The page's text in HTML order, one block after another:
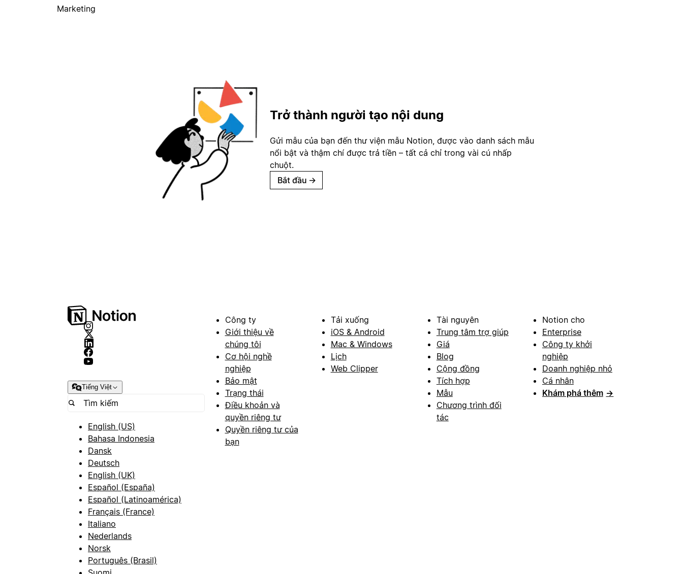
Marketing
Trở thành người tạo nội dung
Gửi mẫu của bạn đến thư viện mẫu Notion, được vào danh sách mẫu
nổi bật và thậm chí được trả tiền – tất cả chỉ trong vài cú nhấp
chuột.
Bắt đầu →
Tiếng Việt
English (US)
Bahasa Indonesia
Dansk
Deutsch
English (UK)
Español (España)
Español (Latinoamérica)
Français (France)
Italiano
Nederlands
Norsk
Português (Brasil)
Công ty
Giới thiệu về
chúng tôi
Cơ hội nghề
nghiệp
Bảo mật
Trạng thái
Điều khoản và
quyền riêng tư
Quyền riêng tư của
bạn
Tải xuống
iOS & Android
Mac & Windows
Lịch
Web Clipper
Tài nguyên
Trung tâm trợ giúp
Giá
Blog
Cộng đồng
Tích hợp
Mẫu
Chương trình đối
tác
Notion cho
Enterprise
Công ty khởi
nghiệp
Doanh nghiệp nhỏ
Cá nhân
Khám phá thêm →